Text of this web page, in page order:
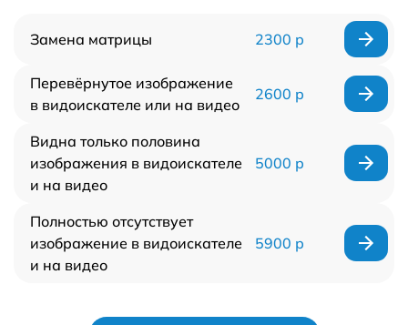
Замена матрицы 2300 р
Перевёрнутое изображение
в видоискателе или на видео
2600 р
Видна только половина
изображения в видоискателе
и на видео
5000 р
Полностью отсутствует
изображение в видоискателе
и на видео
5900 р